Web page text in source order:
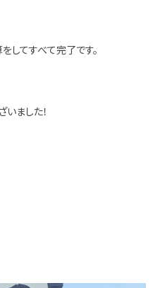
してすべて完了です。
いました！